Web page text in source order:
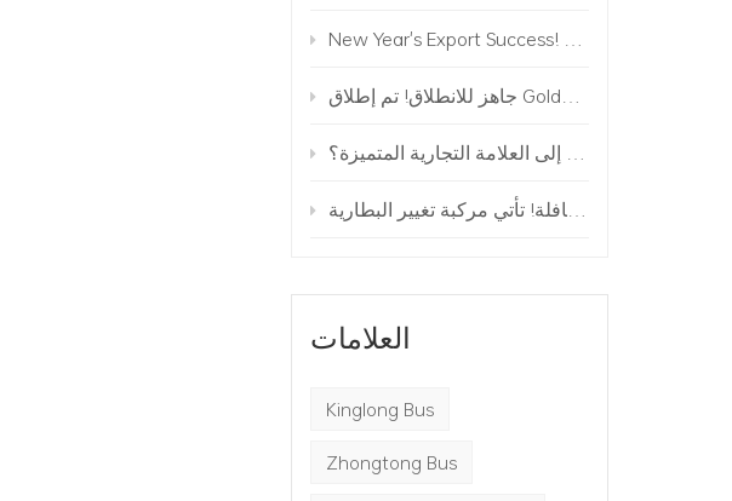
New Year's Export Success! 224 Golden Dragon Buses to Mongolia
جاهز للانطلاق! تم إطلاق Golden Dragon Electric Truck Matrix
من خدم أهم الأحداث ودخل إلى العلامة التجارية المتميزة؟
العلامات
Kinglong Bus
Zhongtong Bus